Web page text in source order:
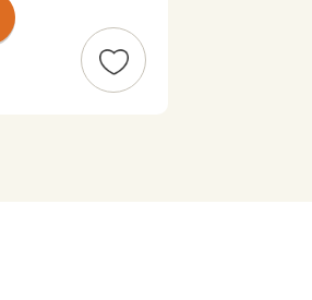
分されます。